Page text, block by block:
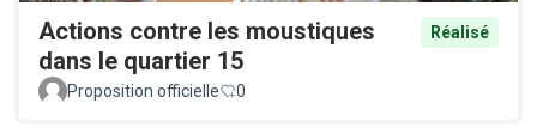
Actions contre les moustiques
dans le quartier 15
Réalisé
Proposition officielle 0